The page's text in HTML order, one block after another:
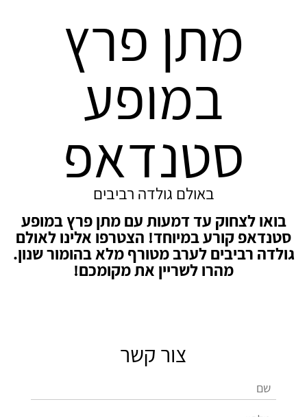
מתן פרץ
במופע
סטנדאפ
באולם גולדה רביבים
בואו לצחוק עד דמעות עם מתן פרץ במופע
סטנדאפ קורע במיוחד! הצטרפו אלינו לאולם
גולדה רביבים לערב מטורף מלא בהומור שנון.
מהרו לשריין את מקומכם!
צור קשר